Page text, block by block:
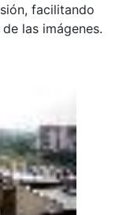
facilitando
las imágenes.